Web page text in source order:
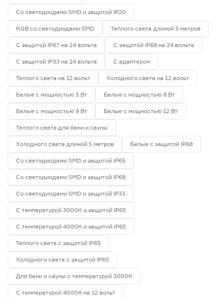
Со светодиодами SMD и защитой IP20
RGB со светодиодами SMD Теплого света длиной 5 метров
С защитой IP67 на 24 вольта С защитой IP68 на 24 вольта
С защитой IP33 на 24 вольта С адаптером
Теплого света на 12 вольт Холодного света на 12 вольт
Белые с мощностью 5 Вт Белые с мощностью 8 Вт
Белые с мощностью 9 Вт Белые с мощностью 12 Вт
Теплого света для бани и сауны
Холодного света длиной 5 метров Белые с защитой IP68
Со светодиодами SMD и защитой IP65
Со светодиодами SMD и защитой IP68
Со светодиодами SMD и защитой IP33
С температурой 3000К и защитой IP65
С температурой 4000К и защитой IP65
Теплого света с защитой IP65
Холодного света с защитой IP65
Для бани и сауны с температурой 3000К
С температурой 4000К на 12 вольт